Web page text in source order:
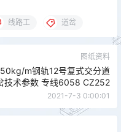
线路工 道岔
图纸资料
50kg/m钢轨12号复式交分道
技术参数 专线6058 CZ252
2021-7-3 0:00:01